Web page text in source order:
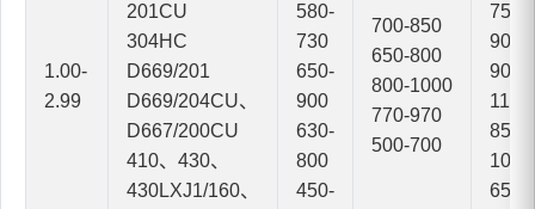
1.00-
2.99
201CU
304HC
D669/201
D669/204CU、
D667/200CU
410、430、
430LXJ1/160、
580-
730
650-
900
630-
800
450-
700-850
650-800
800-1000
770-970
500-700
750-
900
900-
1100
850-
1050
650-